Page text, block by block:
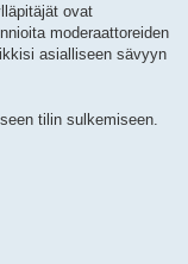
ovat
moderaattoreiden
asialliseen sävyyn
tilin sulkemiseen.